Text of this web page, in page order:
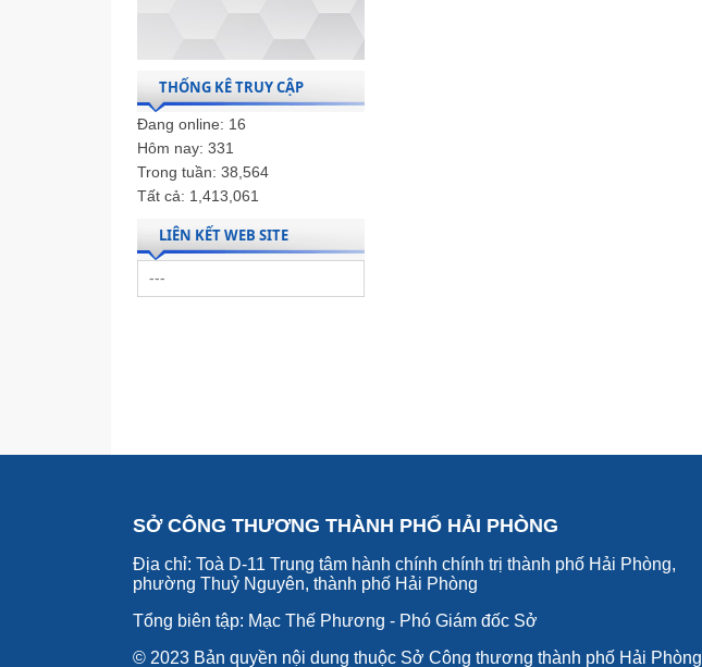
THỐNG KÊ TRUY CẬP
Đang online: 16
Hôm nay: 331
Trong tuần: 38,564
Tất cả: 1,413,061
LIÊN KẾT WEB SITE
SỞ CÔNG THƯƠNG THÀNH PHỐ HẢI PHÒNG
Địa chỉ: Toà D-11 Trung tâm hành chính chính trị thành phố Hải Phòng,
phường Thuỷ Nguyên, thành phố Hải Phòng
Tổng biên tập: Mạc Thế Phương - Phó Giám đốc Sở
© 2023 Bản quyền nội dung thuộc Sở Công thương thành phố Hải Phòng